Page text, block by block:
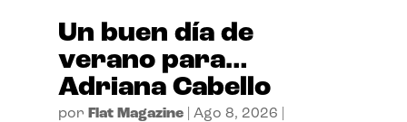
Un buen día de
verano para…
Adriana Cabello
por Flat Magazine| Ago 8, 2026